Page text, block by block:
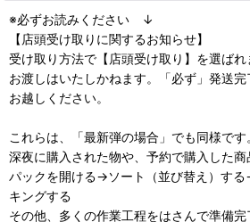
※必ずお読みください ↓
【店頭受け取りに関するお知らせ】
受け取り方法で【店頭受け取り】を選ば
お渡しはいたしかねます。「必ず」発送
お越しください。
これらは、「最新弾の場合」でも同様です
深夜に購入された物や、予約で購入した商
パックを開ける→ソート（並び替え）す
キングする
その他、多くの作業工程をはさんで準備完